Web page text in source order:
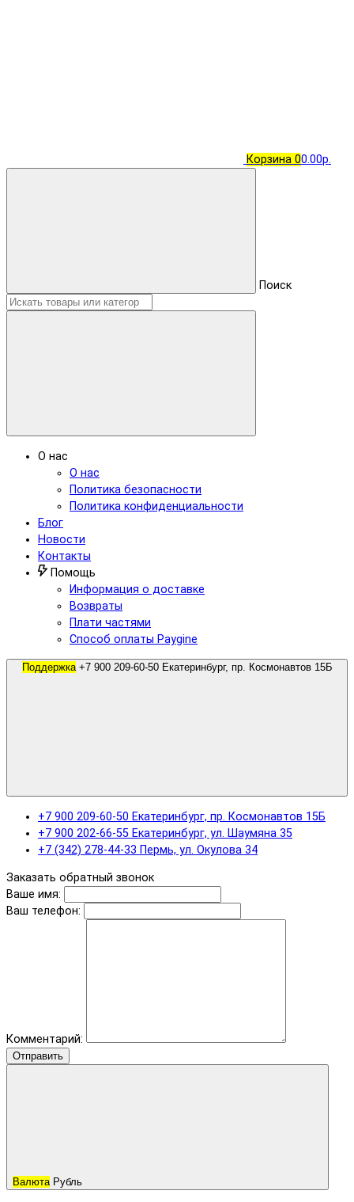
Корзина 00.00р.
Поиск
О нас
О нас
Политика безопасности
Политика конфиденциальности
Блог
Новости
Контакты
Помощь
Информация о доставке
Возвраты
Плати частями
Способ оплаты Paygine
Поддержка
+7 900 209-60-50 Екатеринбург, пр. Космонавтов 15Б
+7 900 202-66-55 Екатеринбург, ул. Шаумяна 35
+7 (342) 278-44-33 Пермь, ул. Окулова 34
Заказать обратный звонок
Ваше имя:
Ваш телефон:
Комментарий:
Отправить
Валюта Рубль